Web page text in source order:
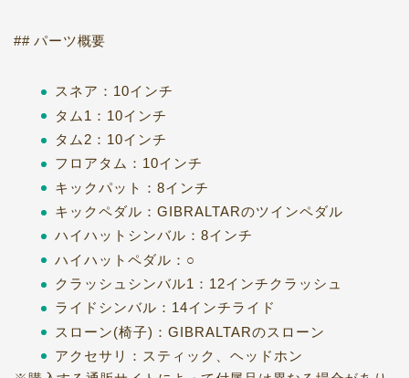
## パーツ概要
スネア：10インチ
タム1：10インチ
タム2：10インチ
フロアタム：10インチ
キックパット：8インチ
キックペダル：GIBRALTARのツインペダル
ハイハットシンバル：8インチ
ハイハットペダル：○
クラッシュシンバル1：12インチクラッシュ
ライドシンバル：14インチライド
スローン(椅子)：GIBRALTARのスローン
アクセサリ：スティック、ヘッドホン